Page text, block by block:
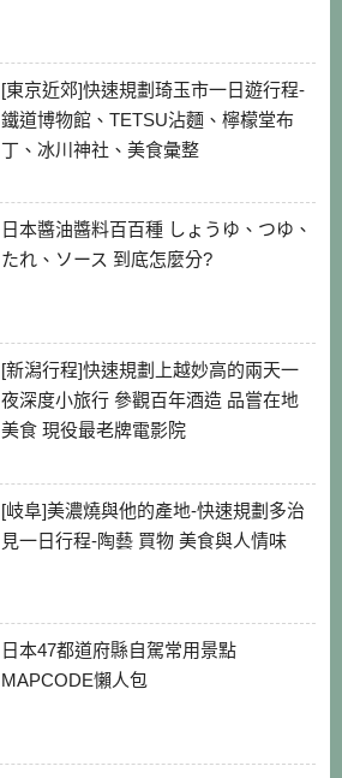
[東京近郊]快速規劃琦玉市一日遊行程-
鐵道博物館、TETSU沾麵、檸檬堂布
丁、冰川神社、美食彙整
日本醬油醬料百百種 しょうゆ、つゆ、
たれ、ソース 到底怎麼分?
[新潟行程]快速規劃上越妙高的兩天一
夜深度小旅行 參觀百年酒造 品嘗在地
美食 現役最老牌電影院
[岐阜]美濃燒與他的產地-快速規劃多治
見一日行程-陶藝 買物 美食與人情味
日本47都道府縣自駕常用景點
MAPCODE懶人包